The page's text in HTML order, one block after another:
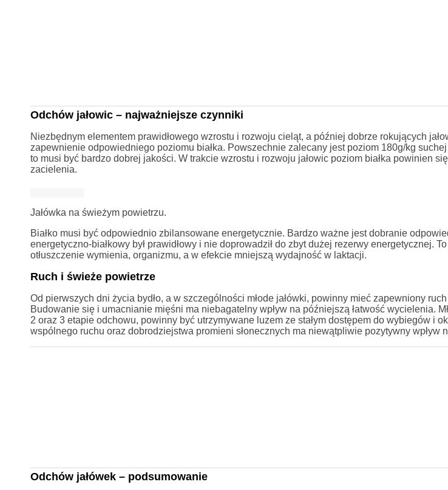
Odchów jałowic – najważniejsze czynniki
Niezbędnym elementem prawidłowego wzrostu i rozwoju cieląt, a później dobrze rokujących
zapewnienie odpowiedniego poziomu białka. Powszechnie zalecany jest poziom 180g/kg
to musi być bardzo dobrej jakości. W trakcie wzrostu i rozwoju jałowic poziom białka powinien
zacielenia.
Jałówka na świeżym powietrzu.
Białko musi być odpowiednio zbilansowane energetycznie. Bardzo ważne jest dobranie
energetyczno-białkowy był prawidłowy i nie doprowadził do zbyt dużej rezerwy energetycznej.
otłuszczenie wymienia, organizmu, a w efekcie mniejszą wydajność w laktacji.
Ruch i świeże powietrze
Od pierwszych dni życia bydło, a w szczególności młode jałówki, powinny mieć zapewniony
Budowanie się i umacnianie mięśni ma niebagatelny wpływ na późniejszą łatwość wycielenia.
2 oraz 3 etapie odchowu, powinny być utrzymywane luzem ze stałym dostępem do wybiegów i
wspólnego ruchu oraz dobrodziejstwa promieni słonecznych ma niewątpliwie pozytywny wpływ
Odchów jałówek – podsumowanie